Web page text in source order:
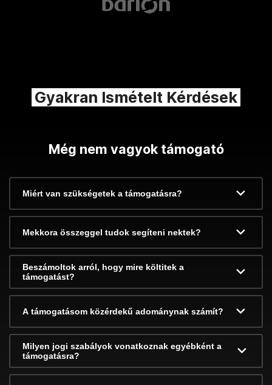
Gyakran Ismételt Kérdések
Még nem vagyok támogató
Miért van szükségetek a támogatásra?
Mekkora összeggel tudok segíteni nektek?
Beszámoltok arról, hogy mire költitek a
támogatást?
A támogatásom közérdekű adománynak számít?
Milyen jogi szabályok vonatkoznak egyébként a
támogatásra?